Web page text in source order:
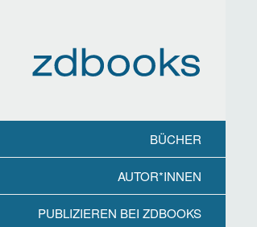
BÜCHER
AUTOR*INNEN
PUBLIZIEREN BEI ZDBOOKS